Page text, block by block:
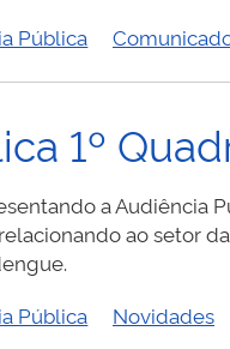
Pública
1º
a Audiência
ao setor
Pública Novidades